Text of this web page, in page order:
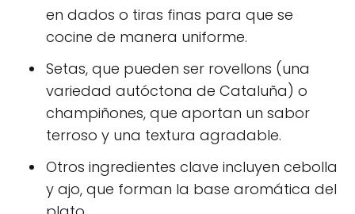
en dados o tiras finas para que se
cocine de manera uniforme.
Setas, que pueden ser rovellons (una
variedad autóctona de Cataluña) o
champiñones, que aportan un sabor
terroso y una textura agradable.
Otros ingredientes clave incluyen cebolla
y ajo, que forman la base aromática del